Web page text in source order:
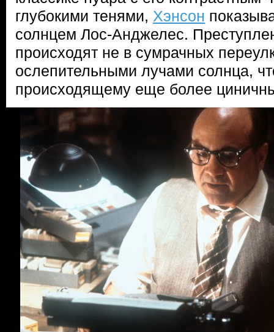
глубокими тенями, Хэнсон
солнцем Лос-Анджелес.
происходят не в сумрачных
ослепительными лучами солнца,
происходящему еще более